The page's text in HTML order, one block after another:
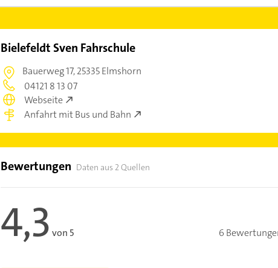
Bielefeldt Sven Fahrschule
Bauerweg 17,25335 Elmshorn
04121 8 13 07
Webseite
Anfahrt mit Bus und Bahn
Bewertungen Daten aus 2 Quellen
4,3 von 5 6